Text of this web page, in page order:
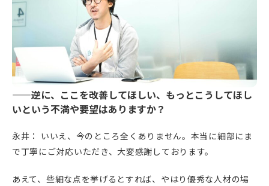
——逆に、ここを改善してほしい、もっとこうしてほし
いという不満や要望はありますか？
永井： いいえ、今のところ全くありません。本当に細部にま
で丁寧にご対応いただき、大変感謝しております。
あえて、些細な点を挙げるとすれば、やはり優秀な人材の場